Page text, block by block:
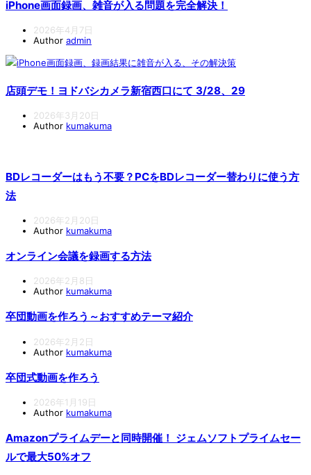
iPhone画面録画、雑音が入る問題を完全解決！
2026年4月7日
Author admin
店頭デモ！ヨドバシカメラ新宿西口にて 3/28、29
2026年3月20日
Author kumakuma
BDレコーダーはもう不要？PCをBDレコーダー替わりに使う方
法
2026年2月20日
Author kumakuma
オンライン会議を録画する方法
2026年2月8日
Author kumakuma
卒団動画を作ろう～おすすめテーマ紹介
2026年2月2日
Author kumakuma
卒団式動画を作ろう
2026年1月19日
Author kumakuma
Amazonプライムデーと同時開催！ ジェムソフトプライムセー
ルで最大50%オフ